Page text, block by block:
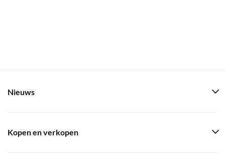
Nieuws
Kopen en verkopen